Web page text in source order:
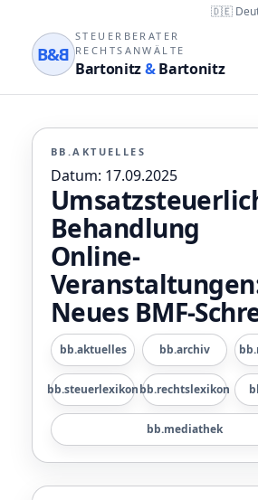
🇩🇪
B&B
STEUERBERATER
RECHTSANWÄLTE
Bartonitz&Bartonitz
BB.AKTUELLES
Datum: 17.09.2025
Behandlung
Online-
Neues BMF-
bb.aktuelles bb.archiv
bb.steuerlexikonbb.rechtslexikon
bb.mediathek